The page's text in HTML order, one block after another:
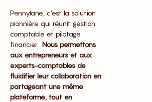
Pennylane, c’est la solution
pionnière qui réunit gestion
comptable et pilotage
financier. Nous permettons
aux entrepreneurs et aux
experts-comptables de
fluidifier leur collaboration en
partageant une même
plateforme, tout en